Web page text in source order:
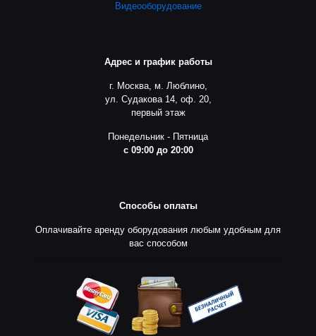
Видеооборудование
Адрес и график работы
г. Москва, м. Люблино,
ул. Судакова 14, оф. 20,
первый этаж
Понедельник - Пятница
с 09:00 до 20:00
Способы оплаты
Оплачивайте аренду оборудования любым удобным для
вас способом